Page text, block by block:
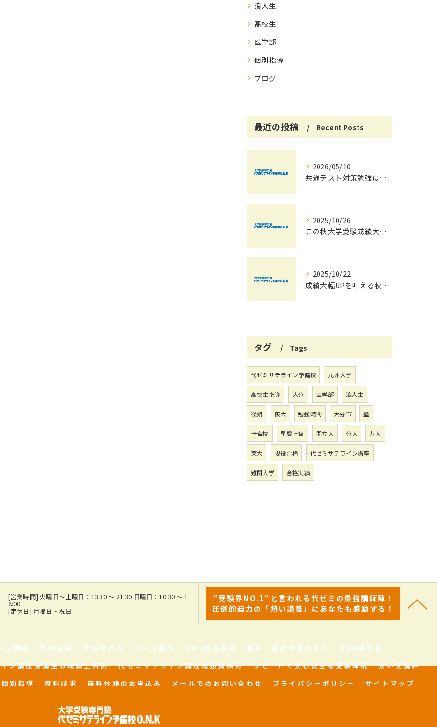
浪人生
高校生
医学部
個別指導
ブログ
最近の投稿 Recent Posts
2026/05/10
共通テスト対策勉強は早めに始めましょう！
2025/10/26
この秋大学受験成績大幅UPの秘訣
2025/10/22
成績大幅UPを叶える秋の効率学習法
タグ Tags
代ゼミサテライン予備校 九州大学
高校生指導 大分 医学部 浪人生
後期 阪大 勉強時間 大分市 塾
予備校 早慶上智 国立大 分大 九大
東大 現役合格 代ゼミサテライン講座
難関大学 合格実績
[営業時間] 火曜日～土曜日：13:30 ～ 21:30 日曜日：10:30 ～ 1
8:00
[定休日] 月曜日・祝日
“受験界NO.1“と言われる代ゼミの最強講師陣！
圧倒的迫力の「熱い講義」にあなたも感動する！
ン講座 合格実績 合格者の声 コース案内 ONK校舎案内 高卒・高校中退の方へ
ONK掲示板
ン講座受講生の成績上昇例
代ゼミサテライン講座総投資額例 リモートで安心安全な受験環境
安い受講料
個別指導
資料請求 無料体験のお申込み メールでのお問い合わせ プライバシーポリシー サイトマップ